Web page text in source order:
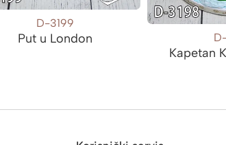
D-3199
Put u London
Kapetan